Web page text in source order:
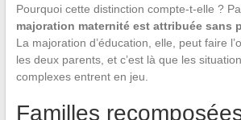
Pourquoi cette distinction compte-t-elle ?
majoration maternité est attribuée sans
La majoration d’éducation, elle, peut faire
les deux parents, et c’est là que les
complexes entrent en jeu.
Familles